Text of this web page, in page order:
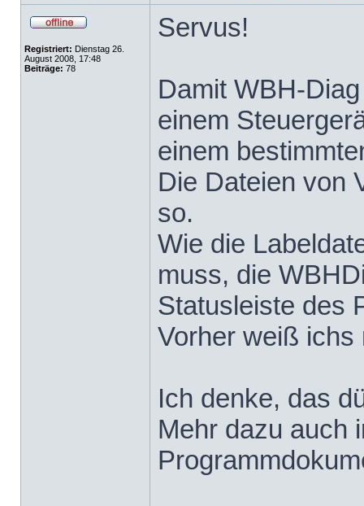
Registriert: Dienstag 26.
August 2008, 17:48
Beiträge: 78
Servus!
Damit WBH-
einem
einem
Die Dateien von
so.
Wie die
muss, die
Statusleiste des
Vorher weiß ichs
Ich denke, das
Mehr dazu auch